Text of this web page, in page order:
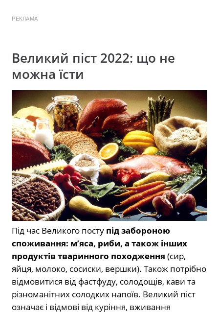
РЕКЛАМА
Великий піст 2022: що не
можна їсти
Під час Великого посту під забороною
споживання: м’яса, риби, а також інших
продуктів тваринного походження (сир,
яйця, молоко, сосиски, вершки). Також потрібно
відмовитися від фастфуду, солодощів, кави та
різноманітних солодких напоїв. Великий піст
означає і відмові від куріння, вживання